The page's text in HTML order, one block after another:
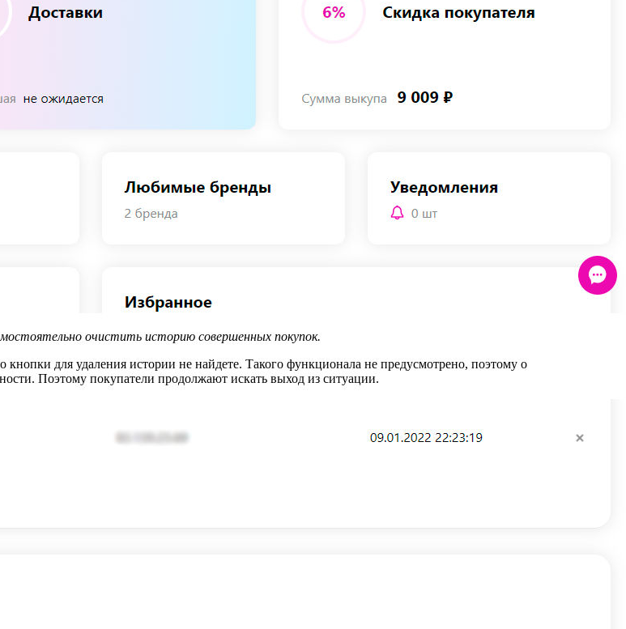
очистить историю совершенных покупок.
для удаления истории не найдете. Такого функционала не предусмотрено, поэтому о
Поэтому покупатели продолжают искать выход из ситуации.